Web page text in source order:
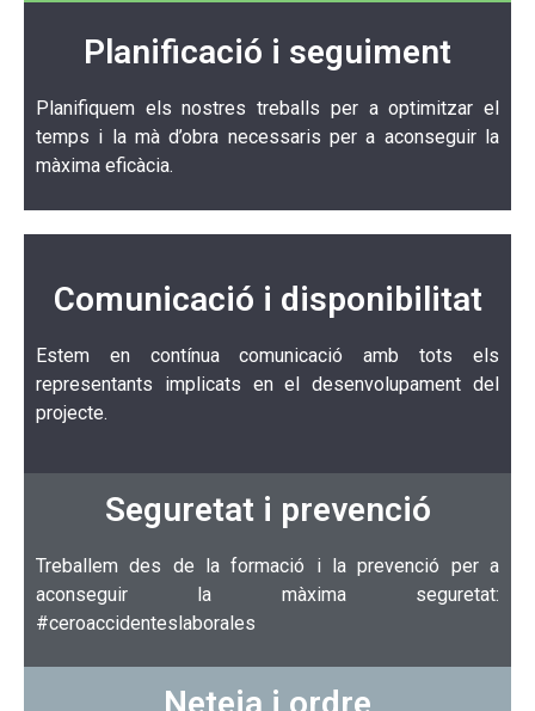
Planificació i seguiment
Planifiquem els nostres treballs per a optimitzar el
temps i la mà d’obra necessaris per a aconseguir la
màxima eficàcia.
Comunicació i disponibilitat
Estem en contínua comunicació amb tots els
representants implicats en el desenvolupament del
projecte.
Seguretat i prevenció
Treballem des de la formació i la prevenció per a
aconseguir la màxima seguretat:
#ceroaccidenteslaborales